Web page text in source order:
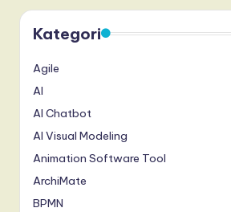
a
n
n
o
v
a
Kategori
Agile
AI
AI Chatbot
AI Visual Modeling
Animation Software Tool
ArchiMate
BPMN